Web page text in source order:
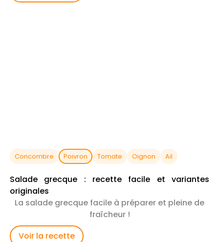
Concombre Poivron Tomate Oignon Ail
Salade grecque : recette facile et variantes
originales
La salade grecque facile à préparer et pleine de
fraîcheur !
Voir la recette